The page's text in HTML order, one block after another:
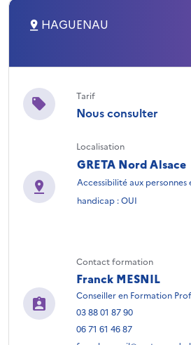
HAGUENAU
Tarif
Nous consulter
Localisation
GRETA Nord Alsace
Accessibilité aux personnes
handicap : OUI
Contact formation
Franck MESNIL
Conseiller en Formation
03 88 01 87 90
06 71 61 46 87